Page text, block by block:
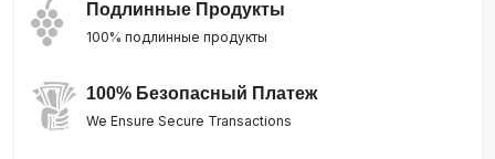
Подлинные Продукты
100% подлинные продукты
100% Безопасный Платеж
We Ensure Secure Transactions